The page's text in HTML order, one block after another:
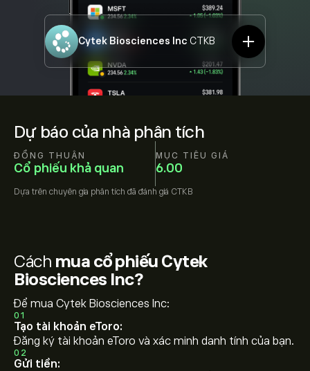
Dự báo của nhà phân tích
ĐỒNG THUẬN
Cổ phiếu khả quan
MỤC TIÊU GIÁ
6.00
Dựa trên chuyên gia phân tích đã đánh giá CTKB
Cytek Biosciences Inc CTKB
Cách mua cổ phiếu Cytek
Biosciences Inc?
Để mua Cytek Biosciences Inc:
01
Tạo tài khoản eToro:
Đăng ký tài khoản eToro và xác minh danh tính của bạn.
02
Gửi tiền: